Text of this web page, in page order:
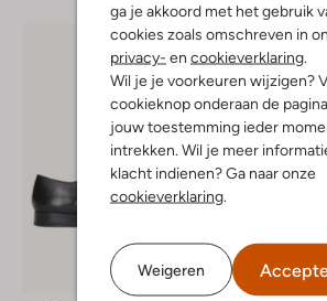
ga je akkoord met het gebruik
cookies zoals omschreven in
privacy- en cookieverklaring.
Wil je je voorkeuren wijzigen?
cookieknop onderaan de
jouw toestemming ieder
intrekken. Wil je meer
klacht indienen? Ga naar onze
cookieverklaring.
Weigeren -50%